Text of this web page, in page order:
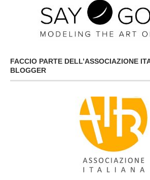
FACCIO PARTE DELL’ASSOCIAZIONE
BLOGGER